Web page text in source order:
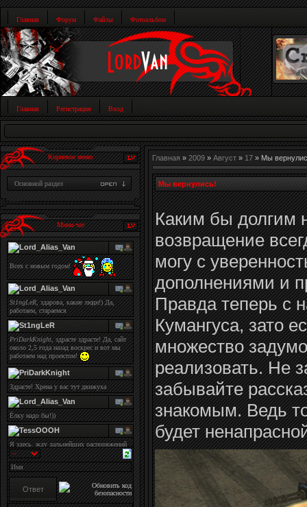
Главная Форум Файлы Фотоальбом
Главная Регистрация Вход
Корневое меню
Основной раздел
Мини-чат
Главная » 2009 » Август » 17 » Мы
Мы вернулись!
Каким бы долгим
возвращение
могу с
дополнениями и
Правда теперь с
Кумангуса, зато
множество
реализовать. Не
забывайте
знакомым. Ведь
будет